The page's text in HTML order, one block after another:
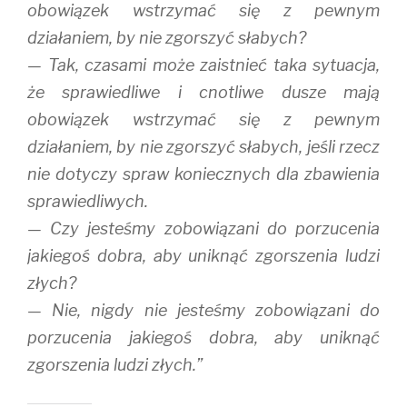
obowiązek wstrzymać się z pewnym
działaniem, by nie zgorszyć słabych?
— Tak, czasami może zaistnieć taka sytuacja,
że sprawiedliwe i cnotliwe dusze mają
obowiązek wstrzymać się z pewnym
działaniem, by nie zgorszyć słabych, jeśli rzecz
nie dotyczy spraw koniecznych dla zbawienia
sprawiedliwych.
— Czy jesteśmy zobowiązani do porzucenia
jakiegoś dobra, aby uniknąć zgorszenia ludzi
złych?
— Nie, nigdy nie jesteśmy zobowiązani do
porzucenia jakiegoś dobra, aby uniknąć
zgorszenia ludzi złych.”